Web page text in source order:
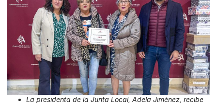
La presidenta de la Junta Local, Adela Jiménez, recibe